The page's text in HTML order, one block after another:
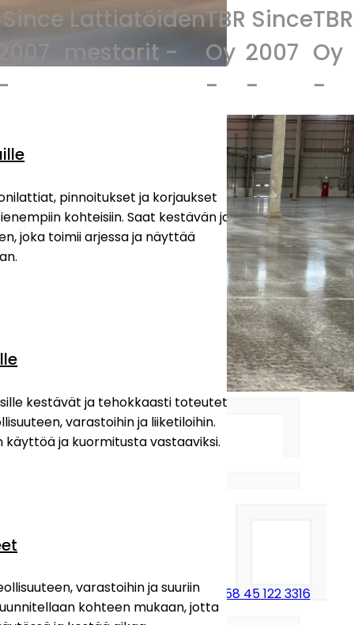
pinnoitukset ja korjaukset
kohteisiin. Saat kestävän ja
joka toimii arjessa ja näyttää
kestävät ja tehokkaasti toteutetut
varastoihin ja liiketiloihin.
käyttöä ja kuormitusta vastaaviksi.
varastoihin ja suuriin
kohteen mukaan, jotta
-
TBR
Oy
Since
2007
TBR
Oy
-
Lisätietoja antaa:
+358 45 122 3316